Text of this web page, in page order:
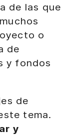
de las que
o
de
y fondos
de
tema.
y